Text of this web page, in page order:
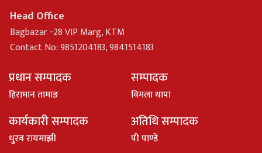
Head Office
Bagbazar -28 VIP Marg, KTM
Contact No: 9851204183, 9841514183
प्रधान सम्पादक
हिरामान तामाङ
सम्पादक
विमला थापा
कार्यकारी सम्पादक
धु्रव रायमाझी
अतिथि सम्पादक
पी पाण्डे